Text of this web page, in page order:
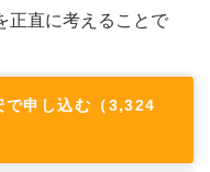
正直に考えることで
で申し込む（3,324